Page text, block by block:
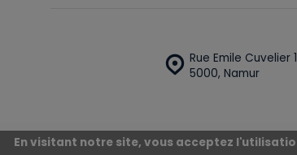
Rue Emile Cuvelier
5000, Namur
En visitant notre site, vous acceptez